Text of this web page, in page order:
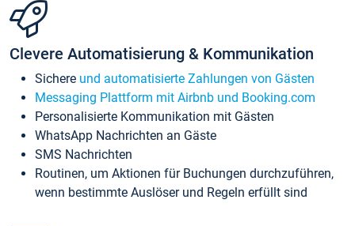
Clevere Automatisierung & Kommunikation
Sichere und automatisierte Zahlungen von Gästen
Messaging Plattform mit Airbnb und Booking.com
Personalisierte Kommunikation mit Gästen
WhatsApp Nachrichten an Gäste
SMS Nachrichten
Routinen, um Aktionen für Buchungen durchzuführen,
wenn bestimmte Auslöser und Regeln erfüllt sind